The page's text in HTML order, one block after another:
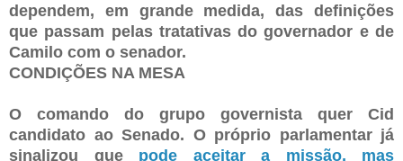
dependem, em grande medida, das definições
que passam pelas tratativas do governador e de
Camilo com o senador.
CONDIÇÕES NA MESA
O comando do grupo governista quer Cid
candidato ao Senado. O próprio parlamentar já
sinalizou que pode aceitar a missão, mas